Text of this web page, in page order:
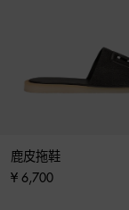
鹿皮拖鞋
¥ 6,700